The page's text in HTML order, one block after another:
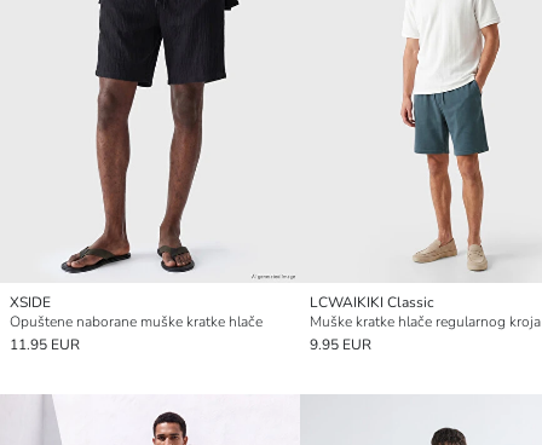
XSIDE
Opuštene naborane muške kratke hlače
11.95 EUR
LCWAIKIKI Classic
Muške kratke hlače regularnog kroja
9.95 EUR